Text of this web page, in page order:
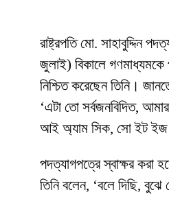
রাষ্ট্রপতি মো. সাহাবুদ্দিন
জুলাই) বিকালে গণমাধ্যমকে
নিশ্চিত করেছেন তিনি।
‘এটা তো সর্বজনবিদিত,
আই অ্যাম সিক, সো ইট ইজ
পদত্যাগপত্রে স্বাক্ষর করা
তিনি বলেন, ‘বলে দিছি, বুঝে